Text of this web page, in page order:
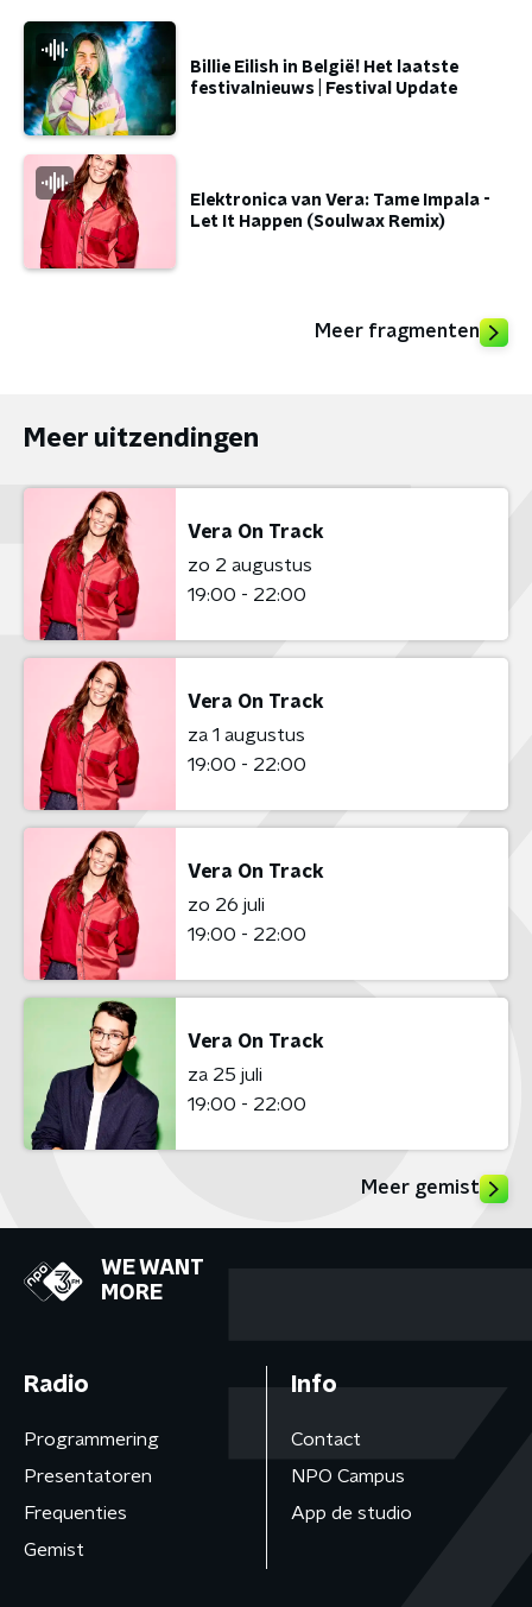
Billie Eilish in België! Het laatste
festivalnieuws | Festival Update
Elektronica van Vera: Tame Impala -
Let It Happen (Soulwax Remix)
Meer fragmenten
Meer uitzendingen
Vera On Track
zo 2 augustus
19:00 - 22:00
Vera On Track
za 1 augustus
19:00 - 22:00
Vera On Track
zo 26 juli
19:00 - 22:00
Vera On Track
za 25 juli
19:00 - 22:00
Meer gemist
WE WANT
MORE
Radio
Programmering
Presentatoren
Frequenties
Gemist
Info
Contact
NPO Campus
App de studio